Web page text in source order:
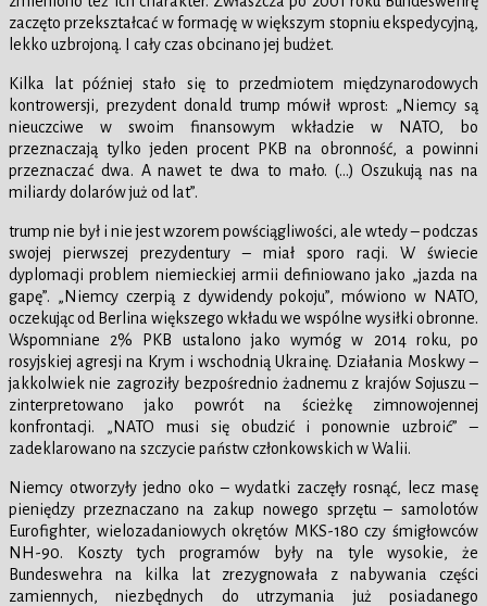
zaczęto przekształcać w formację w większym stopniu ekspedycyjną,
lekko uzbrojoną. I cały czas obcinano jej budżet.
Kilka lat później stało się to przedmiotem międzynarodowych
kontrowersji, prezydent donald trump mówił wprost: „Niemcy są
nieuczciwe w swoim finansowym wkładzie w NATO, bo
przeznaczają tylko jeden procent PKB na obronność, a powinni
przeznaczać dwa. A nawet te dwa to mało. (…) Oszukują nas na
miliardy dolarów już od lat”.
trump nie był i nie jest wzorem powściągliwości, ale wtedy – podczas
swojej pierwszej prezydentury – miał sporo racji. W świecie
dyplomacji problem niemieckiej armii definiowano jako „jazda na
gapę”. „Niemcy czerpią z dywidendy pokoju”, mówiono w NATO,
oczekując od Berlina większego wkładu we wspólne wysiłki obronne.
Wspomniane 2% PKB ustalono jako wymóg w 2014 roku, po
rosyjskiej agresji na Krym i wschodnią Ukrainę. Działania Moskwy –
jakkolwiek nie zagroziły bezpośrednio żadnemu z krajów Sojuszu –
zinterpretowano jako powrót na ścieżkę zimnowojennej
konfrontacji. „NATO musi się obudzić i ponownie uzbroić” –
zadeklarowano na szczycie państw członkowskich w Walii.
Niemcy otworzyły jedno oko – wydatki zaczęły rosnąć, lecz masę
pieniędzy przeznaczano na zakup nowego sprzętu – samolotów
Eurofighter, wielozadaniowych okrętów MKS-180 czy śmigłowców
NH-90. Koszty tych programów były na tyle wysokie, że
Bundeswehra na kilka lat zrezygnowała z nabywania części
zamiennych, niezbędnych do utrzymania już posiadanego